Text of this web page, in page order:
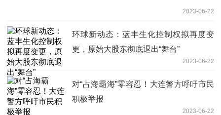
2023-06-22
环球新动态：蓝丰生化控制权拟再度变
更，原始大股东彻底退出“舞台”
2023-06-22
对“占海霸海”零容忍！大连警方呼吁市民
积极举报
2023-06-22